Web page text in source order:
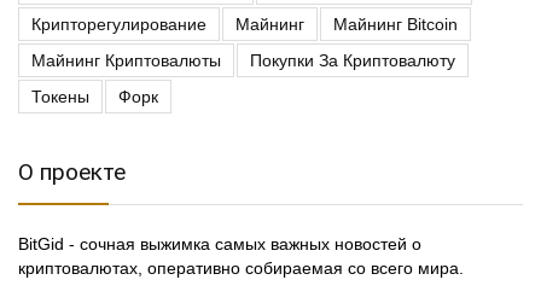
Крипторегулирование
Майнинг
Майнинг Bitcoin
Майнинг Криптовалюты
Покупки За Криптовалюту
Токены
Форк
О проекте
BitGid - сочная выжимка самых важных новостей о
криптовалютах, оперативно собираемая со всего мира.